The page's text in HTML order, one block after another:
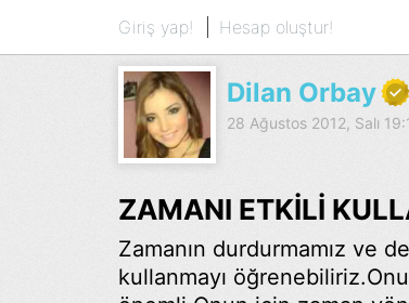
Giriş yap! Hesap oluştur!
Dilan Orbay
28 Ağustos 2012, Salı
ZAMANI ETKİLİ
Zamanın durdurmamız ve
kullanmayı